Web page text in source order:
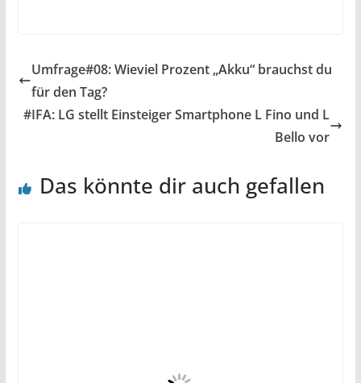
Umfrage#08: Wieviel Prozent „Akku“ brauchst du
für den Tag?
#IFA: LG stellt Einsteiger Smartphone L Fino und L
Bello vor
Das könnte dir auch gefallen